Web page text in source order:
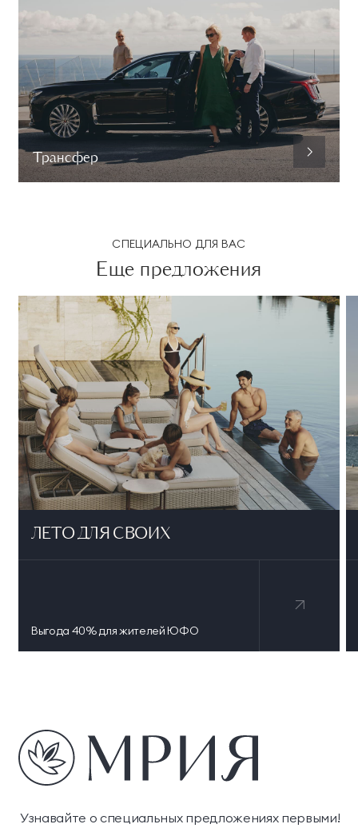
Трансфер
СПЕЦИАЛЬНО ДЛЯ ВАС
Еще предложения
ЛЕТО ДЛЯ СВОИХ
Выгода 40% для жителей ЮФО
Узнавайте о специальных предложениях первыми!